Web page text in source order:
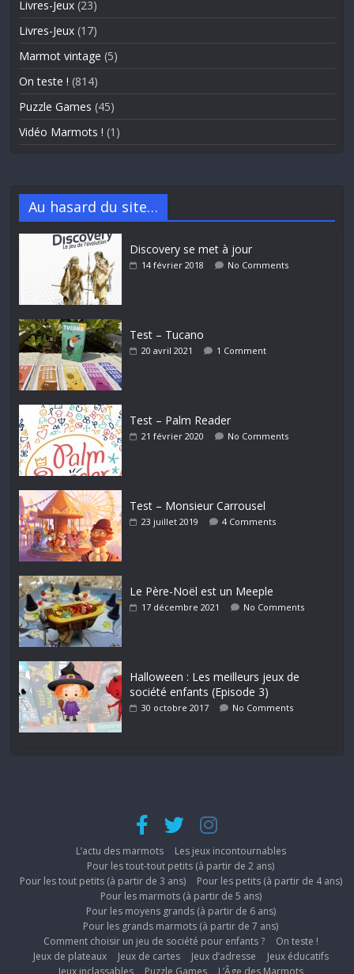
Livres-Jeux (23)
Livres-Jeux (17)
Marmot vintage (5)
On teste ! (814)
Puzzle Games (45)
Vidéo Marmots ! (1)
Au hasard du site…
Discovery se met à jour
14 février 2018 No Comments
Test – Tucano
20 avril 2021 1 Comment
Test – Palm Reader
21 février 2020 No Comments
Test – Monsieur Carrousel
23 juillet 2019 4 Comments
Le Père-Noël est un Meeple
17 décembre 2021 No Comments
Halloween : Les meilleurs jeux de
société enfants (Episode 3)
30 octobre 2017 No Comments
L’actu des marmots
Les jeux incontournables
Pour les tout-tout petits (à partir de 2 ans)
Pour les tout petits (à partir de 3 ans)
Pour les petits (à partir de 4 ans)
Pour les marmots (à partir de 5 ans)
Pour les moyens grands (à partir de 6 ans)
Pour les grands marmots (à partir de 7 ans)
Comment choisir un jeu de société pour enfants ?
On teste !
Jeux de plateaux
Jeux de cartes Jeux d’adresse
Jeux éducatifs